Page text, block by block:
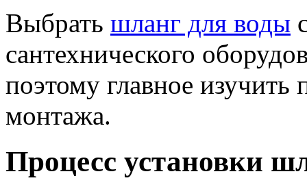
Выбрать шланг для воды
сантехнического
поэтому главное
монтажа.
Процесс установки